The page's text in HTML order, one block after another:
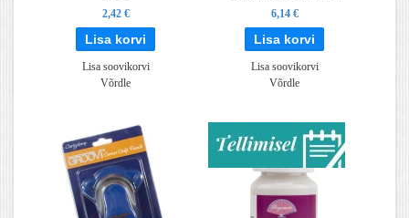
2,42 €
Lisa soovikorvi
Võrdle
6,14 €
Lisa soovikorvi
Võrdle